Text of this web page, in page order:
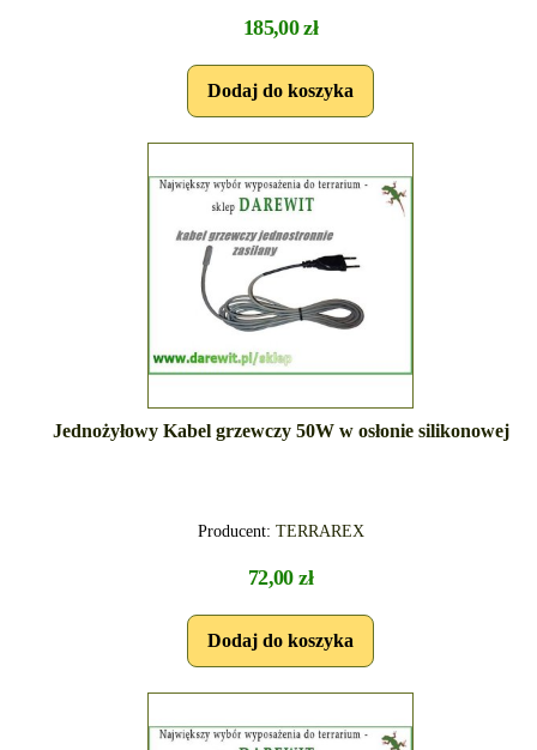
185,00 zł
Jednożyłowy Kabel grzewczy 50W w osłonie silikonowej
Producent: TERRAREX
72,00 zł